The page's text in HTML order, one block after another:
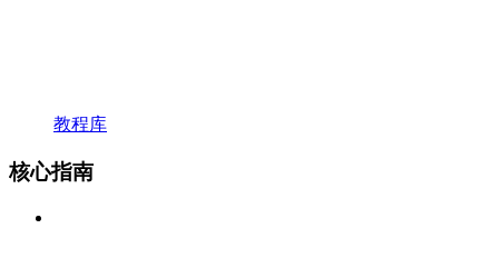
教程库
核心指南